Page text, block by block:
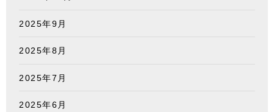
2025年9月
2025年8月
2025年7月
2025年6月